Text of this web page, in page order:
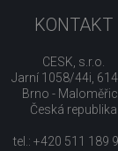
KONTAKT
CESK, s.r.o.
Jarní 1058/44i,
Brno -
Česká republika
tel.: +420 511 189